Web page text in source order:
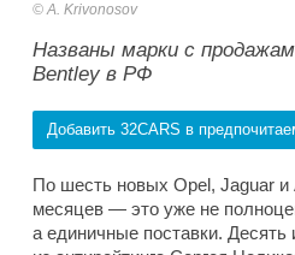
A. Krivonosov
Названы марки с
Bentley в РФ
Добавить 32CARS в
По шесть новых Opel, Jaguar и
месяцев — это уже не
а единичные поставки. Десять